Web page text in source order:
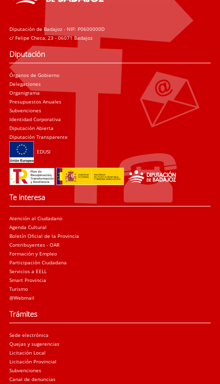
Diputación de Badajoz - NIF: P0600000D
c/ Felipe Checa, 23 - 06071 Badajoz
Diputación
Órganos de Gobierno
Delegaciones
Organigrama
Presupuestos Anuales
Subvenciones
Identidad Corporativa
Diputación Abierta
Diputación Transparente
EDUSI
Te interesa
Atención al Ciudadano
Agenda Cultural
Boletín Oficial de la Provincia
Contribuyentes - OAR
Formación y Empleo
Participación Ciudadana
Servicios a EELL
Smart Provincia
Turismo
@Webmail
Trámites
Sede electrónica
Quejas y sugerencias
Licitación Local
Licitación Provincial
Subvenciones
Canal de denuncias